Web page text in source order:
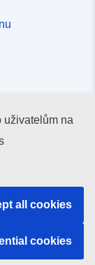
médiích
uživatelům na
all cookies
cookies